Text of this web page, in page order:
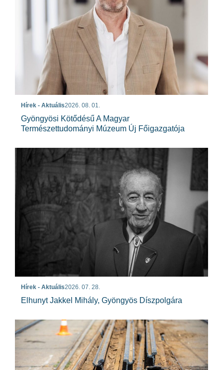
Hírek - Aktuális2026. 08. 01.
Gyöngyösi Kötődésű A Magyar
Természettudományi Múzeum Új Főigazgatója
Hírek - Aktuális2026. 07. 28.
Elhunyt Jakkel Mihály, Gyöngyös Díszpolgára